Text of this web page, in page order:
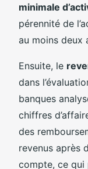
minimale
pérennité de
au moins deux
Ensuite, le
dans
banques
chiffres
des
revenus après
compte, ce